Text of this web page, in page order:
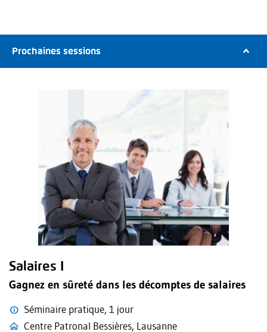
Prochaines sessions
Salaires I
Gagnez en sûreté dans les décomptes de salaires
Séminaire pratique, 1 jour
Centre Patronal Bessières, Lausanne